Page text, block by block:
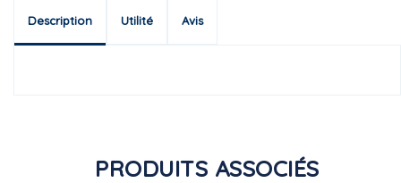
Description Utilité Avis
PRODUITS ASSOCIÉS